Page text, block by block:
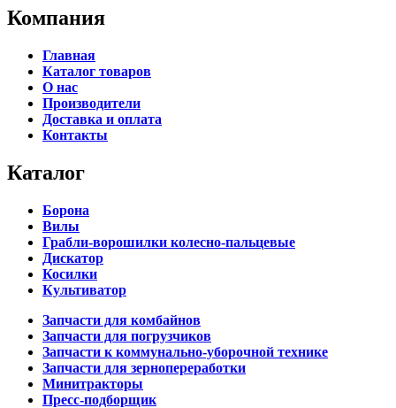
Компания
Главная
Каталог товаров
О нас
Производители
Доставка и оплата
Контакты
Каталог
Борона
Вилы
Грабли-ворошилки колесно-пальцевые
Дискатор
Косилки
Культиватор
Запчасти для комбайнов
Запчасти для погрузчиков
Запчасти к коммунально-уборочной технике
Запчасти для зернопереработки
Минитракторы
Пресс-подборщик